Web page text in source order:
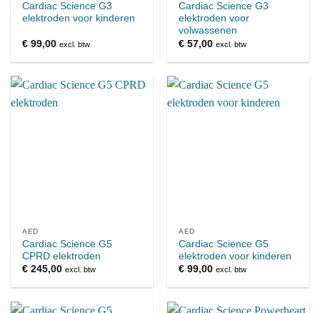
Cardiac Science G3
elektroden voor kinderen
€ 99,00 excl. btw
Cardiac Science G3
elektroden voor
volwassenen
€ 57,00 excl. btw
AED
Cardiac Science G5
CPRD elektroden
€ 245,00 excl. btw
AED
Cardiac Science G5
elektroden voor kinderen
€ 99,00 excl. btw